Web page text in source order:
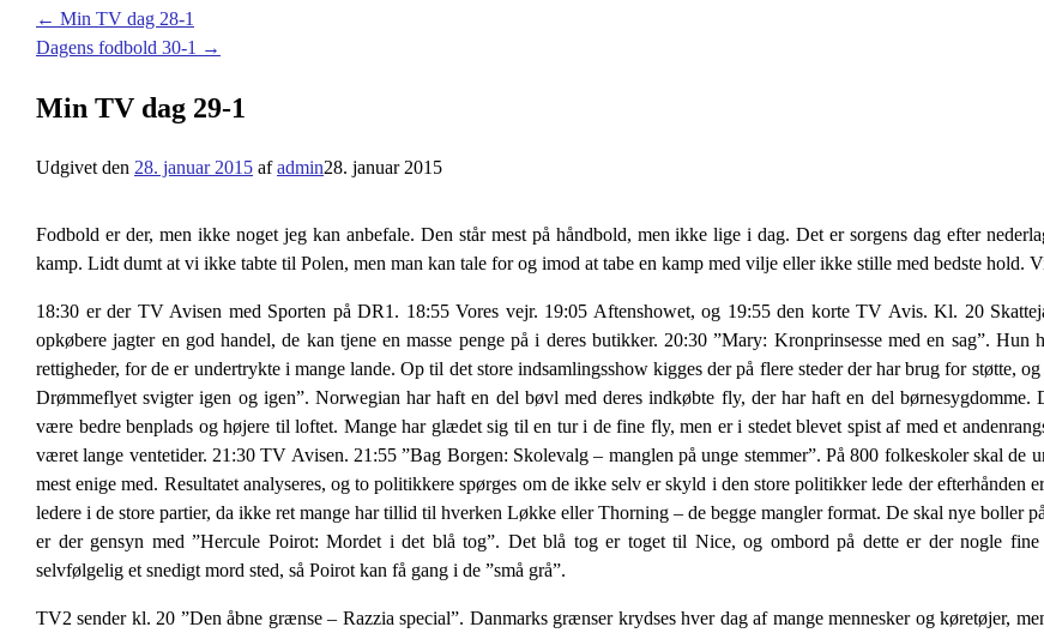
← Min TV dag 28-1
Dagens fodbold 30-1 →
Min TV dag 29-1
Udgivet den 28. januar 2015 afadmin28. januar 2015
Fodbold er der, men ikke noget jeg kan anbefale. Den står mest på håndbold, men ikke lige i dag. Det er sorgens dag efter
kamp. Lidt dumt at vi ikke tabte til Polen, men man kan tale for og imod at tabe en kamp med vilje eller ikke stille med bedste hold.
18:30 er der TV Avisen med Sporten på DR1. 18:55 Vores vejr. 19:05 Aftenshowet, og 19:55 den korte TV Avis. Kl. 20
opkøbere jagter en god handel, de kan tjene en masse penge på i deres butikker. 20:30 ”Mary: Kronprinsesse med en sag”. Hun
rettigheder, for de er undertrykte i mange lande. Op til det store indsamlingsshow kigges der på flere steder der har brug for støtte,
Drømmeflyet svigter igen og igen”. Norwegian har haft en del bøvl med deres indkøbte fly, der har haft en del
være bedre benplads og højere til loftet. Mange har glædet sig til en tur i de fine fly, men er i stedet blevet spist af med et
været lange ventetider. 21:30 TV Avisen. 21:55 ”Bag Borgen: Skolevalg – manglen på unge stemmer”. På 800 folkeskoler skal de
mest enige med. Resultatet analyseres, og to politikkere spørges om de ikke selv er skyld i den store politikker lede der efterhånden
ledere i de store partier, da ikke ret mange har tillid til hverken Løkke eller Thorning – de begge mangler format. De skal nye boller
er der gensyn med ”Hercule Poirot: Mordet i det blå tog”. Det blå tog er toget til Nice, og ombord på dette er der nogle
selvfølgelig et snedigt mord sted, så Poirot kan få gang i de ”små grå”.
TV2 sender kl. 20 ”Den åbne grænse – Razzia special”. Danmarks grænser krydses hver dag af mange mennesker og køretøjer,